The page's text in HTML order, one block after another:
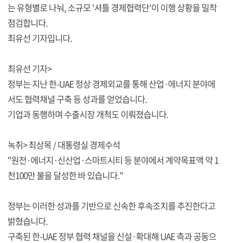
는 유형별로 나눠, 소규모 '셔틀 경제협력단'이 이행 상황을 밀착
점검합니다.
최유선 기자입니다.
최유선 기자>
정부는 지난 한-UAE 정상 경제외교를 통해 산업·에너지 분야에
서도 협력채널 구축 등 성과를 얻었습니다.
기업과 동행하며 수출시장 개척도 이뤄졌습니다.
녹취> 최상목 / 대통령실 경제수석
"원전·에너지·신산업·스마트시티 등 분야에서 계약목표액 약 1
천100만 불을 달성한 바 있습니다."
정부는 이러한 성과를 기반으로 신속한 후속조치를 추진한다고
밝혔습니다.
구축된 한-UAE 정부 협력 채널을 신설·확대해 UAE 측과 공동으